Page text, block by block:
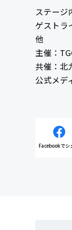
ステージ
ゲストラ
他
主催：
共催：北
公式メ
Facebookでシ